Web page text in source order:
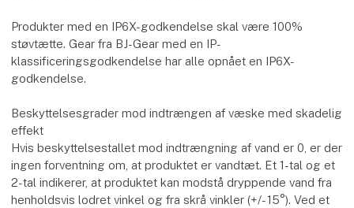
Produkter med en IP6X-godkendelse skal være 100%
støvtætte. Gear fra BJ-Gear med en IP-
klassificeringsgodkendelse har alle opnået en IP6X-
godkendelse.
Beskyttelsesgrader mod indtrængen af væske med skadelig
effekt
Hvis beskyttelsestallet mod indtrængning af vand er 0, er der
ingen forventning om, at produktet er vandtæt. Et 1-tal og et
2-tal indikerer, at produktet kan modstå dryppende vand fra
henholdsvis lodret vinkel og fra skrå vinkler (+/- 15°). Ved et